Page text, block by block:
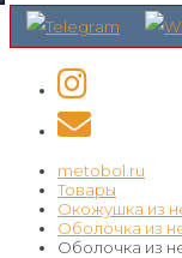
metobol.ru
Товары
Окожушка из
Оболочка из
Оболочка из